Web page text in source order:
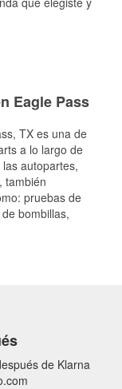
Eagle Pass
, TX es una de
a lo largo de
autopartes,
también
pruebas de
bombillas,
de Klarna